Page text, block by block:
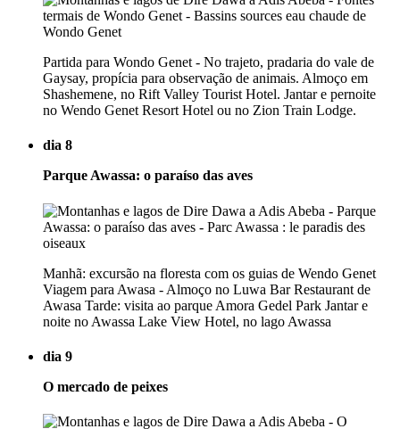
Partida para Wondo Genet - No trajeto, pradaria do vale de
Gaysay, propícia para observação de animais. Almoço em
Shashemene, no Rift Valley Tourist Hotel. Jantar e pernoite
no Wendo Genet Resort Hotel ou no Zion Train Lodge.
dia 8
Parque Awassa: o paraíso das aves
Manhã: excursão na floresta com os guias de Wendo Genet
Viagem para Awasa - Almoço no Luwa Bar Restaurant de
Awasa Tarde: visita ao parque Amora Gedel Park Jantar e
noite no Awassa Lake View Hotel, no lago Awassa
dia 9
O mercado de peixes